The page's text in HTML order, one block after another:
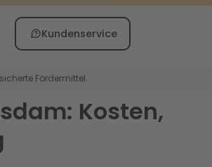
Kundenservice
Fördermittel
Kosten,